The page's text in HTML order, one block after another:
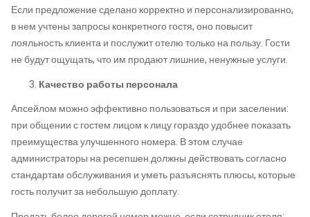
Если предложение сделано корректно и персонализированно,
в нем учтены запросы конкретного гостя, оно повысит
лояльность клиента и послужит отелю только на пользу. Гости
не будут ощущать, что им продают лишние, ненужные услуги.
Качество работы персонала
Апсейлом можно эффективно пользоваться и при заселении:
при общении с гостем лицом к лицу гораздо удобнее показать
преимущества улучшенного номера. В этом случае
администраторы на ресепшен должны действовать согласно
стандартам обслуживания и уметь разъяснять плюсы, которые
гость получит за небольшую доплату.